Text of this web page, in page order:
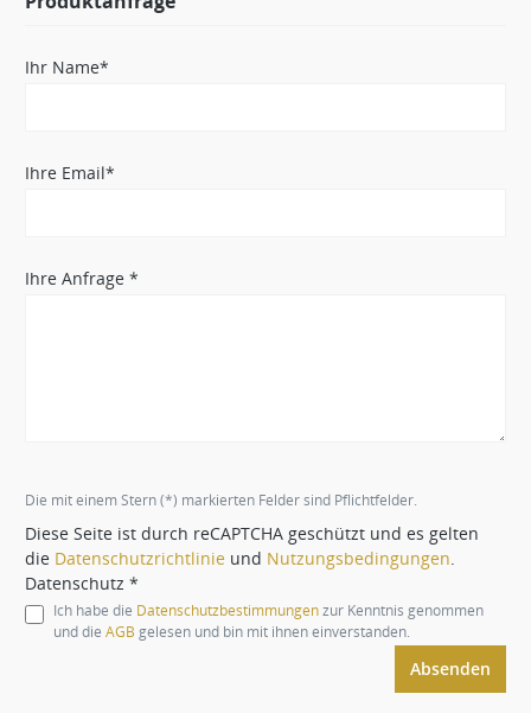
Ihr Name*
Ihre Email*
Ihre Anfrage *
Die mit einem Stern (*) markierten Felder sind Pflichtfelder.
Diese Seite ist durch reCAPTCHA geschützt und es gelten
die Datenschutzrichtlinie und Nutzungsbedingungen
Datenschutz *
Ich habe die Datenschutzbestimmungenzur Kenntnis genommen
und die AGB gelesen und bin mit ihnen einverstanden.
Absenden